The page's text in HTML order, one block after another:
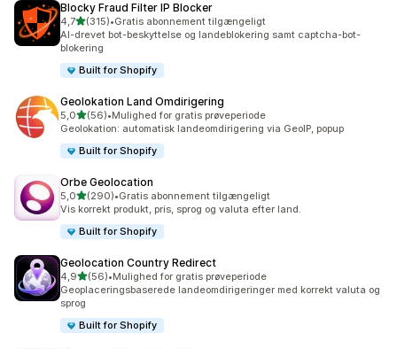
Blocky Fraud Filter IP Blocker
4,7ud af 5 stjerner
(315)
315 anmeldelser i alt
•Gratis abonnement tilgængeligt
AI-drevet bot-beskyttelse og landeblokering samt captcha-bot-
blokering
Built for Shopify
Geolokation Land Omdirigering
5,0ud af 5 stjerner
(56)
56 anmeldelser i alt
•Mulighed for gratis prøveperiode
Geolokation: automatisk landeomdirigering via GeoIP, popup
Built for Shopify
Orbe Geolocation
5,0ud af 5 stjerner
(290)
290 anmeldelser i alt
•Gratis abonnement tilgængeligt
Vis korrekt produkt, pris, sprog og valuta efter land.
Built for Shopify
Geolocation Country Redirect
4,9ud af 5 stjerner
(56)
56 anmeldelser i alt
•Mulighed for gratis prøveperiode
Geoplaceringsbaserede landeomdirigeringer med korrekt valuta og
sprog
Built for Shopify